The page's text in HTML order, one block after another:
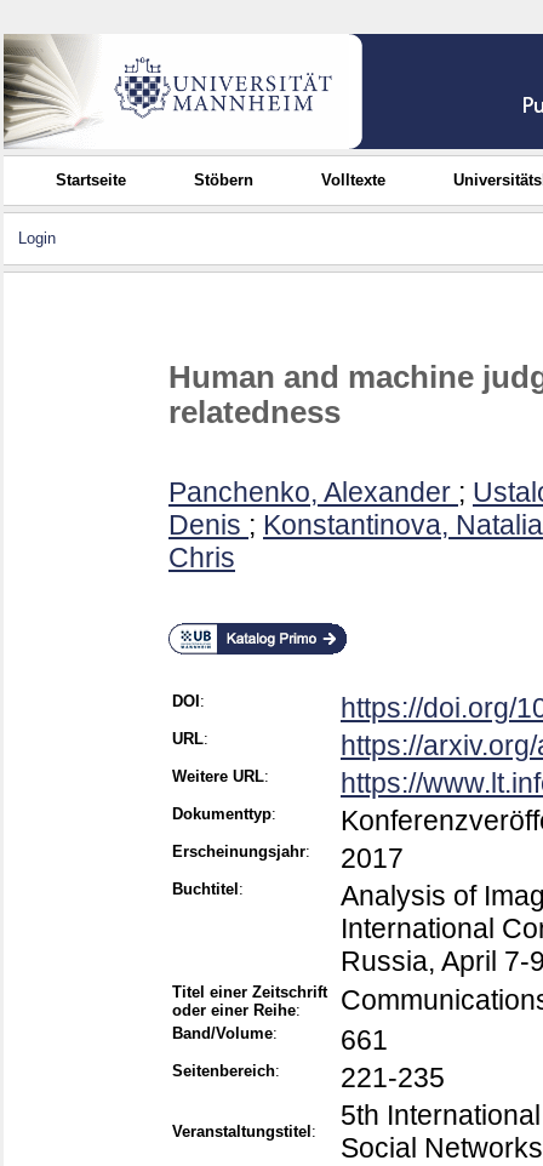
Startseite Stöbern Volltexte
Login
Human and machine
relatedness
Panchenko, Alexander ;
Denis ; Konstantinova, Natalia
Chris
DOI : https://doi.org/
URL: https://
Weitere URL: https://
Dokumenttyp:
Erscheinungsjahr: 2017
Buchtitel :
Analysis of
International
Russia, April 7-
Titel einer Zeitschrift
oder einer Reihe:
Band/Volume: 661
Seitenbereich: 221-235
Veranstaltungstitel :
5th
Social